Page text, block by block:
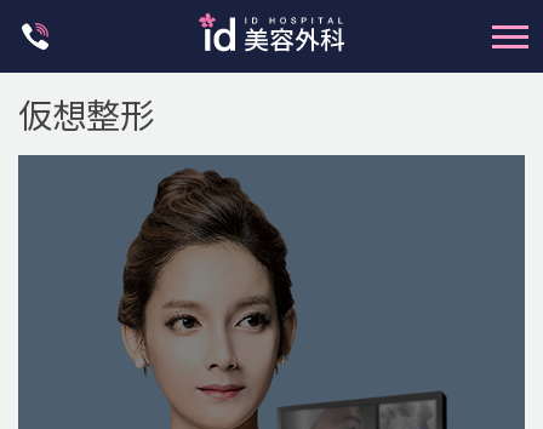
仮想整形